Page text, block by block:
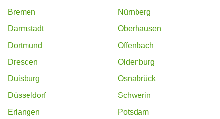
Bremen
Darmstadt
Dortmund
Dresden
Duisburg
Düsseldorf
Erlangen
Nürnberg
Oberhausen
Offenbach
Oldenburg
Osnabrück
Schwerin
Potsdam